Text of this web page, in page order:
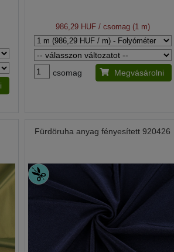
986,29 HUF/ csomag (1 m)
csomag Megvásárolni
Fürdöruha anyag fényesített 920426